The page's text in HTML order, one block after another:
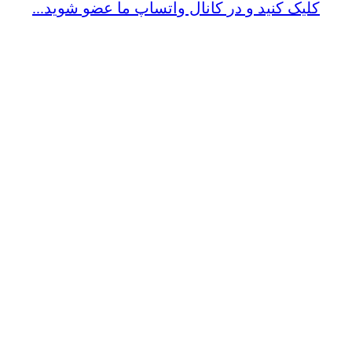
کلیک کنید و در کانال واتساپ ما عضو شوید...